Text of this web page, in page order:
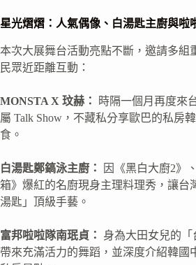
星光熠熠：人氣偶像、白湯匙主廚與啦
本次大展舞台活動亮點不斷，邀請多組
民眾近距離互動：
MONSTA X 玟赫：
時隔一個月再度來
屬 Talk Show，不藏私分享歐巴的私房
食。
白湯匙鄭鎬泳主廚：
因《黑白大廚2》
箱》爆紅的名廚現身主理料理秀，讓台
湯匙」頂級手藝。
富邦啦啦隊南珉貞：
身為大田女兒的
帶來充滿活力的舞蹈，並深度介紹韓國